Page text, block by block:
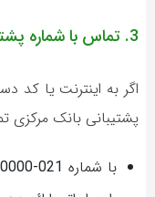
3. تماس با شماره پشتیبانی بانک مرکزی
اگر به اینترنت یا کد
پشتیبانی بانک مرکزی
با شماره 021-61950000